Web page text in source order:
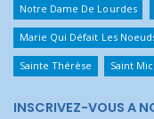
Notre Dame De Lourdes
Marie Qui Défait Les
Sainte Thérèse Saint
INSCRIVEZ-VOUS A